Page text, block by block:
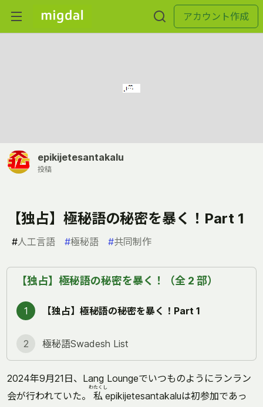
アカウント作成
epikijetesantakalu
投稿
【独占】極秘語の秘密を暴く！Part 1
#人工言語 #極秘語 #共同制作
【独占】極秘語の秘密を暴く！（全 2 部）
1 【独占】極秘語の秘密を暴く！Part 1
2 極秘語Swadesh List
2024年9月21日、Lang Loungeでいつものようにランラン
会が行われていた。
私
わたくし
epikijetesantakaluは初参加であっ